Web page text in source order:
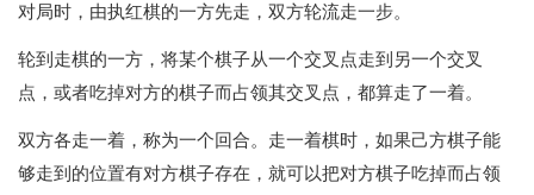
对局时，由执红棋的一方先走，双方轮流走一步。
轮到走棋的一方，将某个棋子从一个交叉点走到另一个交叉
点，或者吃掉对方的棋子而占领其交叉点，都算走了一着。
双方各走一着，称为一个回合。走一着棋时，如果己方棋子能
够走到的位置有对方棋子存在，就可以把对方棋子吃掉而占领